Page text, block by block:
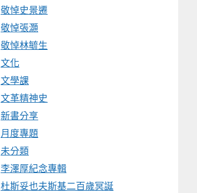
敬悼史景遷
敬悼張灝
敬悼林毓生
文化
文學課
文革精神史
新書分享
月度專題
未分類
李澤厚紀念專輯
杜斯妥也夫斯基二百歲冥誕